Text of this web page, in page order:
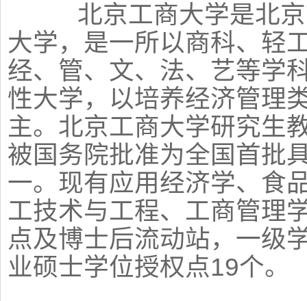
北京工商大学是北京
大学，是一所以商科、轻
经、管、文、法、艺等学
性大学，以培养经济管理
主。北京工商大学研究生
被国务院批准为全国首批
一。现有应用经济学、食
工技术与工程、工商管理
点及博士后流动站，一级
业硕士学位授权点19个。